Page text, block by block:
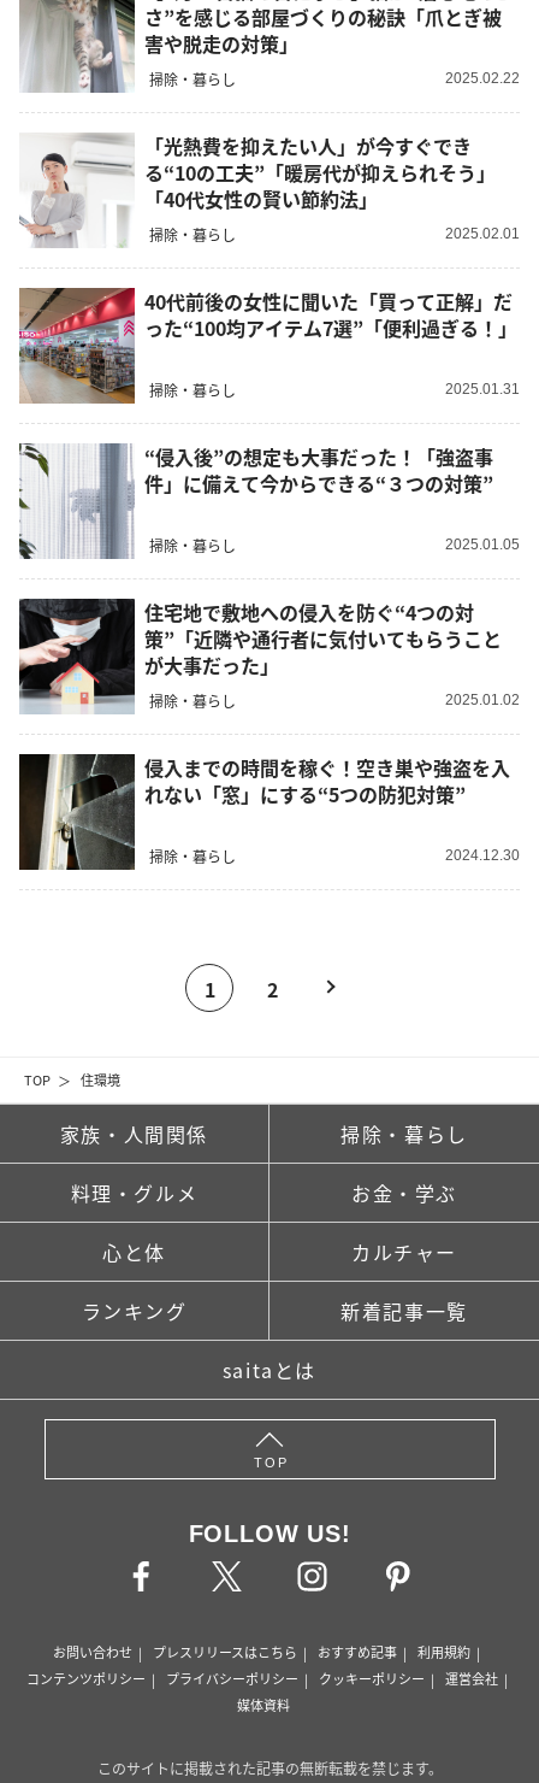
TOP 住環境
さ”を感じる部屋づくりの秘訣「爪とぎ被
害や脱走の対策」
掃除・暮らし 2025.02.22
「光熱費を抑えたい人」が今すぐでき
る“10の工夫”「暖房代が抑えられそう」
「40代女性の賢い節約法」
掃除・暮らし 2025.02.01
40代前後の女性に聞いた「買って正解」だ
った“100均アイテム7選”「便利過ぎる！」
掃除・暮らし 2025.01.31
“侵入後”の想定も大事だった！「強盗事
件」に備えて今からできる“３つの対策”
掃除・暮らし 2025.01.05
住宅地で敷地への侵入を防ぐ“4つの対
策”「近隣や通行者に気付いてもらうこと
が大事だった」
掃除・暮らし 2025.01.02
侵入までの時間を稼ぐ！空き巣や強盗を入
れない「窓」にする“5つの防犯対策”
掃除・暮らし 2024.12.30
1 2
家族・人間関係 掃除・暮らし
料理・グルメ お金・学ぶ
心と体 カルチャー
ランキング 新着記事一覧
saitaとは
TOP
FOLLOW US!
お問い合わせ プレスリリースはこちら おすすめ記事
利用規約
コンテンツポリシー
プライバシーポリシー クッキーポリシー
運営会社
媒体資料
このサイトに掲載された記事の無断転載を禁じます。